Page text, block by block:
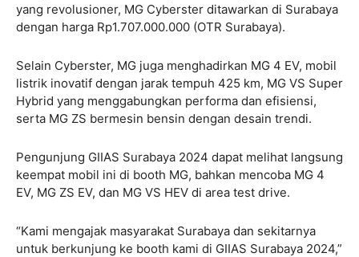
yang revolusioner, MG Cyberster ditawarkan di Surabaya
dengan harga Rp1.707.000.000 (OTR Surabaya).
Selain Cyberster, MG juga menghadirkan MG 4 EV, mobil
listrik inovatif dengan jarak tempuh 425 km, MG VS Super
Hybrid yang menggabungkan performa dan efisiensi,
serta MG ZS bermesin bensin dengan desain trendi.
Pengunjung GIIAS Surabaya 2024 dapat melihat langsung
keempat mobil ini di booth MG, bahkan mencoba MG 4
EV, MG ZS EV, dan MG VS HEV di area test drive.
“Kami mengajak masyarakat Surabaya dan sekitarnya
untuk berkunjung ke booth kami di GIIAS Surabaya 2024,”